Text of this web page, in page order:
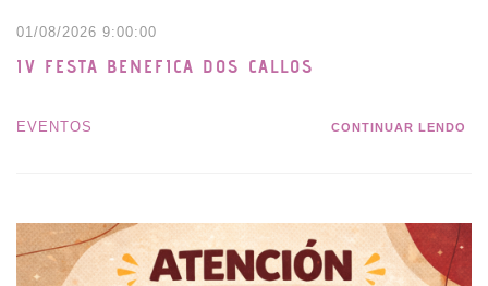
01/08/2026 9:00:00
IV FESTA BENEFICA DOS CALLOS
EVENTOS CONTINUAR LENDO